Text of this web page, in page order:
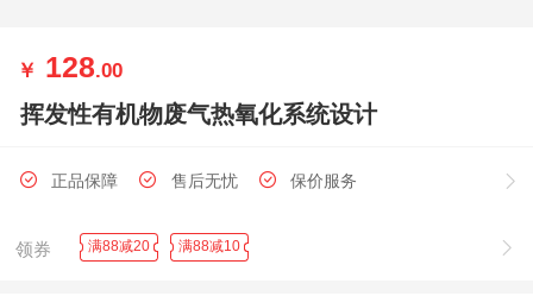
￥ 128.00
挥发性有机物废气热氧化系统设计
正品保障 售后无忧 保价服务
领券 满88减20 满88减10